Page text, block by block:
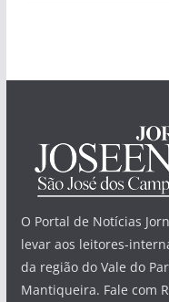
O Portal de Notícias
levar aos leitores-
da região do Vale do
Mantiqueira. Fale com